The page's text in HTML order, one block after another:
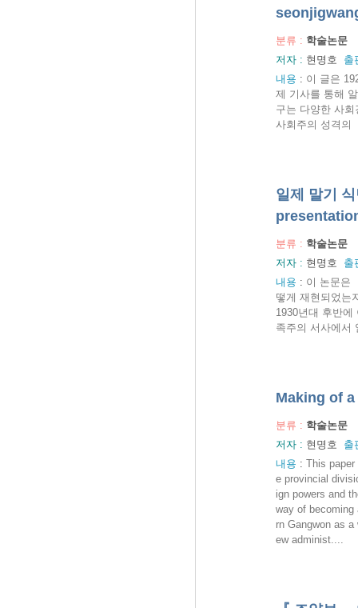
분류 : 학술논문
저자 : 현명호
출
내용 : 이 글은
제 기사를 통해
구는 다양한 사
사회주의 성격의
일제 말기
분류 : 학술논문
저자 : 현명호
출
내용 : 이 논문은
떻게 재현되었는
1930년대 후반
족주의 서사에서
Making of
분류 : 학술논문
저자 : 현명호
출
내용 : This paper
e provincial
ign powers and
way of becoming
rn Gangwon as
ew administ....